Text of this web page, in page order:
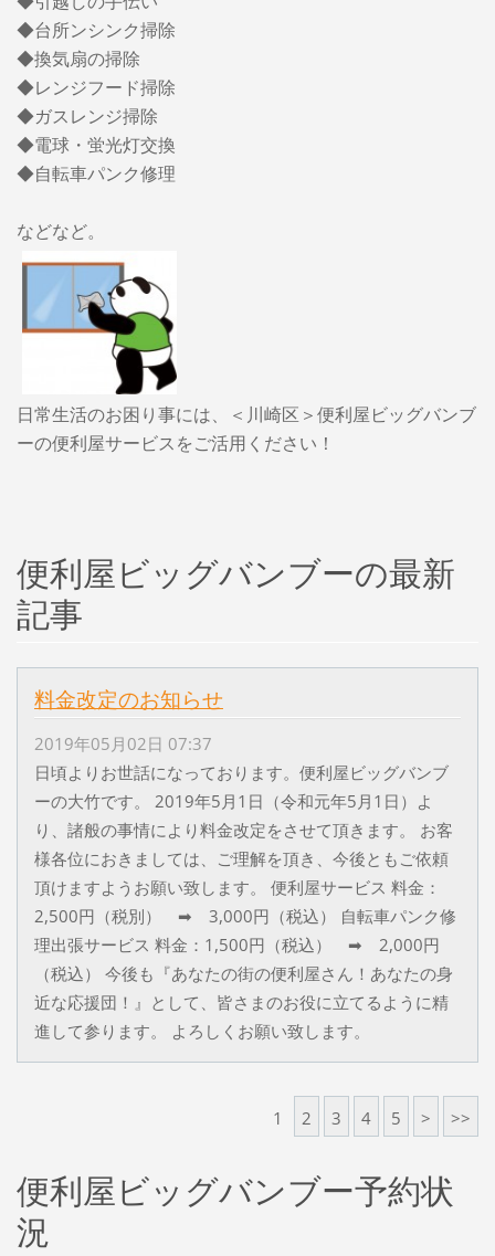
◆台所ンシンク掃除
◆換気扇の掃除
◆レンジフード掃除
◆ガスレンジ掃除
◆電球・蛍光灯交換
◆自転車パンク修理
などなど。
日常生活のお困り事には、＜川崎区＞便利屋ビッグバンブ
ーの便利屋サービスをご活用ください！
便利屋ビッグバンブーの最新
記事
料金改定のお知らせ
2019年05月02日 07:37
日頃よりお世話になっております。便利屋ビッグバンブ
ーの大竹です。 2019年5月1日（令和元年5月1日）よ
り、諸般の事情により料金改定をさせて頂きます。 お客
様各位におきましては、ご理解を頂き、今後ともご依頼
頂けますようお願い致します。 便利屋サービス 料金：
2,500円（税別） ➡ 3,000円（税込） 自転車パンク修
理出張サービス 料金：1,500円（税込） ➡ 2,000円
（税込） 今後も『あなたの街の便利屋さん！あなたの身
近な応援団！』として、皆さまのお役に立てるように精
進して参ります。 よろしくお願い致します。
1 2 3 4 5 > >>
便利屋ビッグバンブー予約状
況